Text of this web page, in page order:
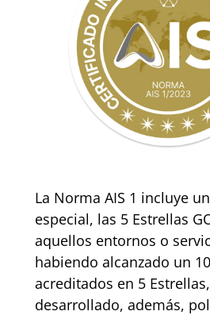
La Norma AIS 1 incluye
especial, las 5 Estrellas
aquellos entornos o
habiendo alcanzado un
acreditados en 5
desarrollado, además,